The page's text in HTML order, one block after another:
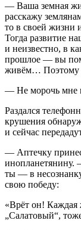
— Ваша земная
расскажу
то в своей жизни
Тогда развитие
и неизвестно, в
прошлое — вы
живём… Поэтому
— Не морочь мне
Раздался
крушения
и сейчас
— Аптечку
ты — в
свою победу:
«Врёт он! Каждая
„Салатовый“,